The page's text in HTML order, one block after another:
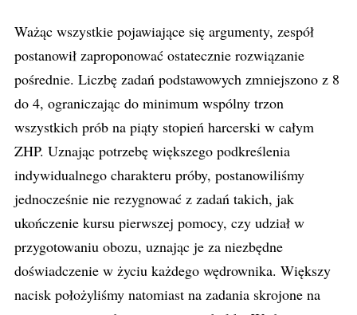
Ważąc wszystkie pojawiające się argumenty, zespół
postanowił zaproponować ostatecznie rozwiązanie
pośrednie. Liczbę zadań podstawowych zmniejszono z 8
do 4, ograniczając do minimum wspólny trzon
wszystkich prób na piąty stopień harcerski w całym
ZHP. Uznając potrzebę większego podkreślenia
indywidualnego charakteru próby, postanowiliśmy
jednocześnie nie rezygnować z zadań takich, jak
ukończenie kursu pierwszej pomocy, czy udział w
przygotowaniu obozu, uznając je za niezbędne
doświadczenie w życiu każdego wędrownika. Większy
nacisk położyliśmy natomiast na zadania skrojone na